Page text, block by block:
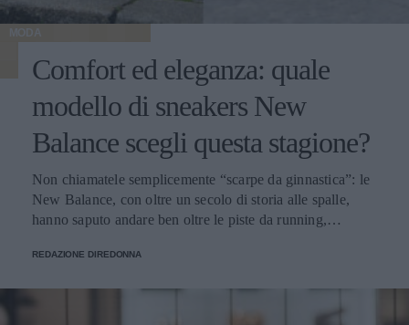
MODA
Comfort ed eleganza: quale
modello di sneakers New
Balance scegli questa stagione?
Non chiamatele semplicemente “scarpe da ginnastica”: le
New Balance, con oltre un secolo di storia alle spalle,
hanno saputo andare ben oltre le piste da running,
REDAZIONE DIREDONNA